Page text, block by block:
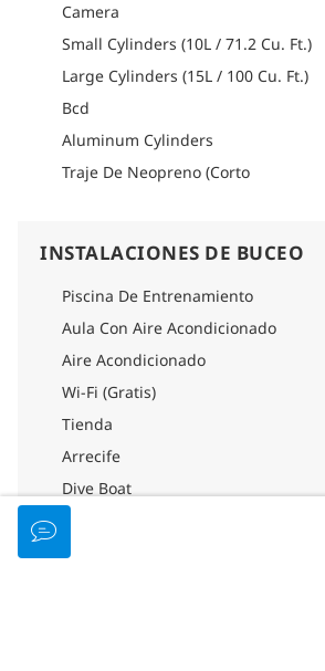
Camera
Small Cylinders (10L / 71.2 Cu. Ft.)
Large Cylinders (15L / 100 Cu. Ft.)
Bcd
Aluminum Cylinders
Traje De Neopreno (Corto
INSTALACIONES DE BUCEO
Piscina De Entrenamiento
Aula Con Aire Acondicionado
Aire Acondicionado
Wi-Fi (Gratis)
Tienda
Arrecife
Dive Boat
Food & Drinks